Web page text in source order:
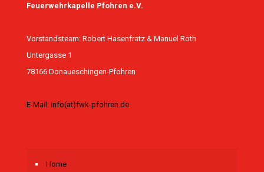
Feuerwehrkapelle Pfohren e.V.
Vorstandsteam: Robert Hasenfratz & Manuel Roth
Untergasse 1
78166 Donaueschingen-Pfohren
E-Mail: info(at)fwk-pfohren.de
Home